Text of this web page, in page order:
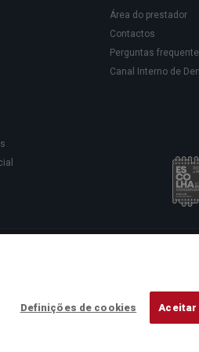
Área do prestador
Contactos
Perguntas
Canal Interno de
Definições de cookies Aceitar